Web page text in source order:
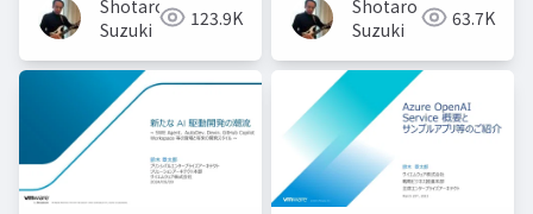
Shotaro
Suzuki
123.9K
Shotaro
Suzuki
63.7K